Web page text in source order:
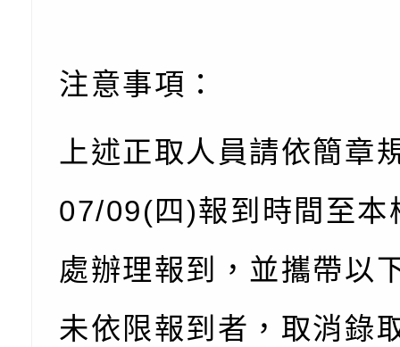
覺暫留創意應用與實
學辦理115年度區域
充實方案：「怪創劇
角色驅動的聲音與故
「學生申訴及再申訴
關事項
檢送行政院新聞傳播
月份公共服務政策溝
訊
台北松山文創園區5
「櫻桃小丸子原作40
展」
檢送桃園市政府LED
字稿及LCD託播影（
轉知國立臺灣師範大
「115學年度身心障
檢送桃園市政府LED
注意事項：
上述正取人員請依簡章
07/09(四)報到時間至本
處辦理報到，並攜帶以
未依限報到者，取消錄